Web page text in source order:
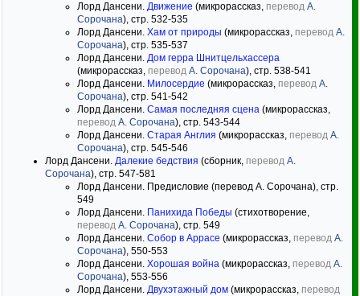
Лорд Дансени. Движение (микрорассказ, перевод А.
Сорочана), стр. 532-535
Лорд Дансени. Хам от природы (микрорассказ, перевод А.
Сорочана), стр. 535-537
Лорд Дансени. Дом герра Шнитцельхассера
(микрорассказ, перевод А. Сорочана), стр. 538-541
Лорд Дансени. Милосердие (микрорассказ, перевод А.
Сорочана), стр. 541-542
Лорд Дансени. Самая последняя сцена (микрорассказ,
перевод А. Сорочана), стр. 543-544
Лорд Дансени. Старая Англия (микрорассказ, перевод А.
Сорочана), стр. 545-546
Лорд Дансени. Далекие бедствия (сборник, перевод А.
Сорочана), стр. 547-581
Лорд Дансени. Предисловие (перевод А. Сорочана), стр.
549
Лорд Дансени. Панихида Победы (стихотворение,
перевод А. Сорочана), стр. 549
Лорд Дансени. Собор в Аррасе (микрорассказ, перевод А.
Сорочана), 550-553
Лорд Дансени. Хорошая война (микрорассказ, перевод А.
Сорочана), 553-556
Лорд Дансени. Двухэтажный дом (микрорассказ, перевод